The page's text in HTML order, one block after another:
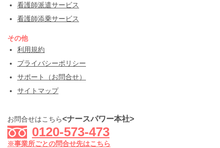
看護師派遣サービス
看護師添乗サービス
その他
利用規約
プライバシーポリシー
サポート（お問合せ）
サイトマップ
お問合せはこちら<ナースパワー本社>
0120-573-473
※事業所ごとの問合せ先はこちら